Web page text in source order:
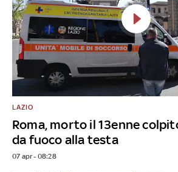
Roma, morto il 13enne
da fuoco alla testa
LAZIO
07 apr - 08:28